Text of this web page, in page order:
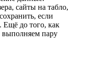
сайты на табло,
если
Ещё до того, как
выполняем пару